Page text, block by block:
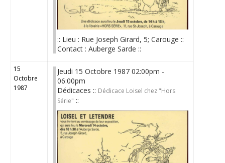
:: Lieu : Rue Joseph Girard, 5; Carouge ::
Contact : Auberge Sarde ::
15
Octobre
1987
Jeudi 15 Octobre 1987 02:00pm -
06:00pm
Dédicaces :: Dédicace Loisel chez "Hors
Série" ::